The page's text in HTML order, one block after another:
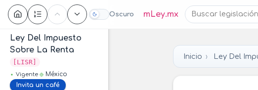
Oscuro mLey.mx
Contenido
Ley Del Impuesto
Sobre La Renta
[LISR]
Vigente
México
Invita un café
Inicio Ley Del